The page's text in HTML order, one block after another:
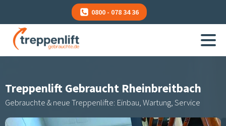
0800 - 078 34 36
Treppenlift Gebraucht Rheinbreitbach
Gebrauchte & neue Treppenlifte: Einbau, Wartung, Service